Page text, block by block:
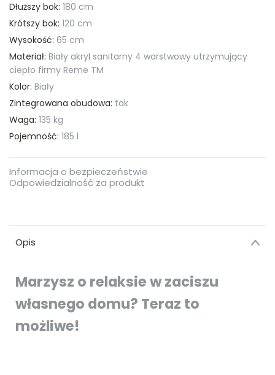
Dłuższy bok: 180 cm
Krótszy bok: 120 cm
Wysokość: 65 cm
Materiał: Biały akryl sanitarny 4 warstwowy utrzymujący
ciepło firmy Reme TM
Kolor: Biały
Zintegrowana obudowa: tak
Waga: 135 kg
Pojemność: 185 l
Informacja o bezpieczeństwie
Odpowiedzialność za produkt
Opis
Marzysz o relaksie w zaciszu
własnego domu? Teraz to
możliwe!